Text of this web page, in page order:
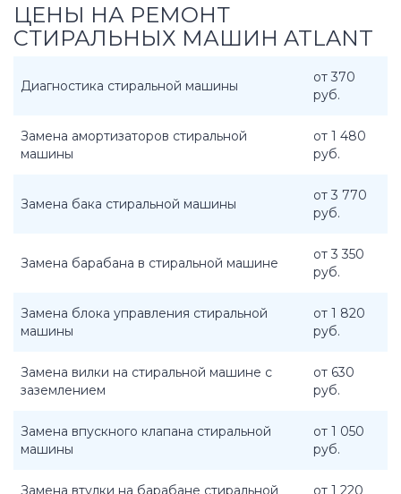
ЦЕНЫ НА РЕМОНТ
СТИРАЛЬНЫХ МАШИН ATLANT
Диагностика стиральной машины
от 370
руб.
Замена амортизаторов стиральной
машины
от 1 480
руб.
Замена бака стиральной машины
от 3 770
руб.
Замена барабана в стиральной машине
от 3 350
руб.
Замена блока управления стиральной
машины
от 1 820
руб.
Замена вилки на стиральной машине с
заземлением
от 630
руб.
Замена впускного клапана стиральной
машины
от 1 050
руб.
Замена втулки на барабане стиральной
от 1 220